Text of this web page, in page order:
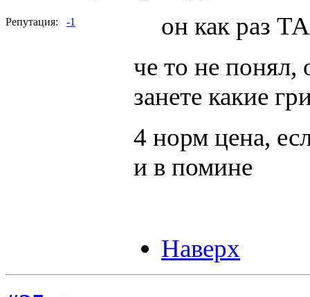
Репутация: -1
он как раз
че то не
занете какие
4 норм цена,
и в помине
Наверх